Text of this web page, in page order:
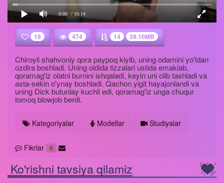
0:00 / 16:14
18 474 14 39.10MB
Chiroyli shahvoniy qora paypoq kiyib, uning odamini yo'ldan
ozdira boshladi. Uning oldida tizzalari ustida emaklab,
qoramag'iz olatni burnini ishqaladi, keyin uni olib tashladi va
asta-sekin o'ynay boshladi. Qachon yigit hayajonlandi va
uning Dick butunlay kuchli edi, qoramag'iz unga chuqur
tomoq blowjob berdi.
Kategoriyalar Modellar Studiyalar
Fikrlar 0
Ko'rishni tavsiya qilamiz